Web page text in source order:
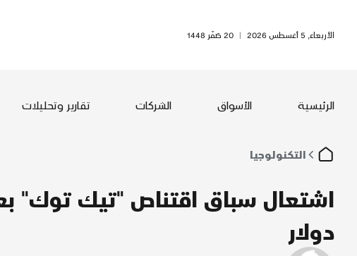
الأربعاء, 5 أغسطس 2026 | 20 صَفَر 1448
الرئيسية الأسواق الشركات تقارير وتحليلات
التكنولوجيا
دولار